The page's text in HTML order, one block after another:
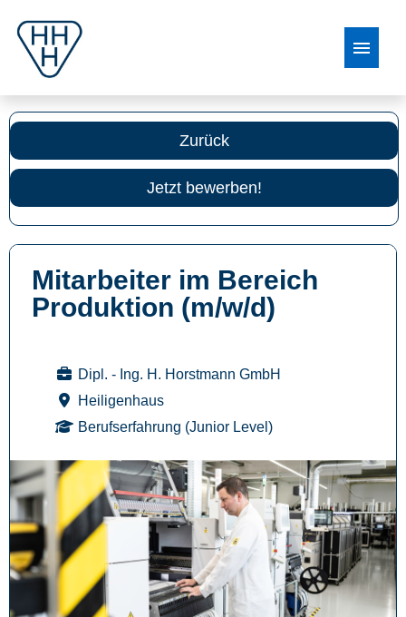
Stellenangebote
Zurück
Jetzt bewerben!
Mitarbeiter im Bereich
Produktion (m/w/d)
Dipl. - Ing. H. Horstmann GmbH
Heiligenhaus
Berufserfahrung (Junior Level)